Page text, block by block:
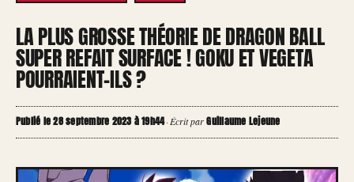
LA PLUS GROSSE THÉORIE DE DRAGON BALL
SUPER REFAIT SURFACE ! GOKU ET VEGETA
POURRAIENT-ILS ?
Publié le 28 septembre 2023 à 19h44·Écrit parGuillaume Lejeune